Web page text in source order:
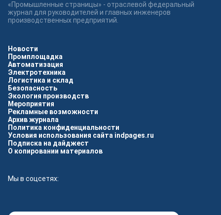
Новости
Промплощадка
Автоматизация
Электротехника
Логистика и склад
Безопасность
Экология производств
Мероприятия
Рекламные возможности
Архив журнала
Политика конфиденциальности
Условия использования сайта indpages.ru
Подписка на дайджест
О копировании материалов
Мы в соцсетях:
«Промышленные страницы» - отраслевой федеральный
журнал для руководителей и главных инженеров
производственных предприятий.